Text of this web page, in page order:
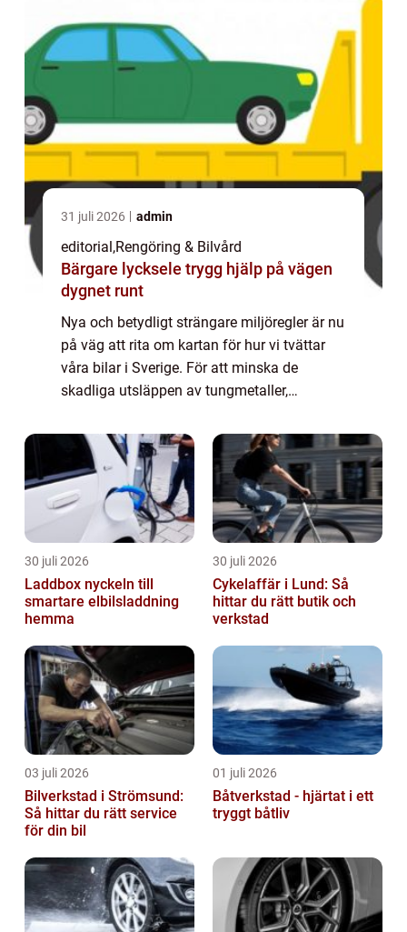
31 juli 2026 admin
editorial,Rengöring & Bilvård
Bärgare lycksele trygg hjälp på vägen
dygnet runt
Nya och betydligt strängare miljöregler är nu
på väg att rita om kartan för hur vi tvättar
våra bilar i Sverige. För att minska de
skadliga utsläppen av tungmetaller,
30 juli 2026
Laddbox nyckeln till
smartare elbilsladdning
hemma
30 juli 2026
Cykelaffär i Lund: Så
hittar du rätt butik och
verkstad
03 juli 2026
Bilverkstad i Strömsund:
Så hittar du rätt service
för din bil
01 juli 2026
Båtverkstad - hjärtat i ett
tryggt båtliv